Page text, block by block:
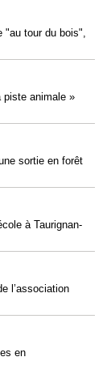
"au tour du bois",
piste animale »
sortie en forêt
à Taurignan-
l’association
en